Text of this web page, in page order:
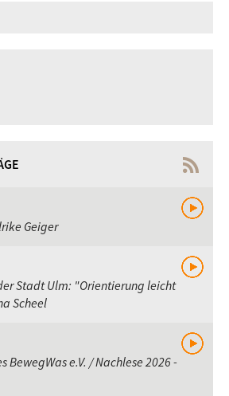
Geiger
Stadt Ulm: "Orientierung leicht
Scheel
BewegWas e.V. / Nachlese 2026 -